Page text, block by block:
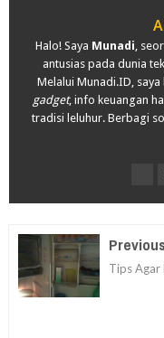
Halo! Saya Munadi,
antusias pada dunia
Melalui Munadi.ID,
gadget, info keuangan
tradisi leluhur. Berbagi
Previous
Tips Agar